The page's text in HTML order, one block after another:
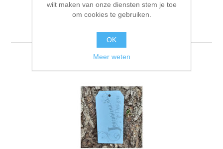
wilt maken van onze diensten stem je toe
om cookies te gebruiken.
OK
Meer weten